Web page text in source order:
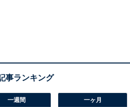
一週間 一ヶ月